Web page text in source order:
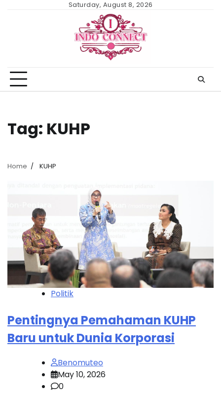
Saturday, August 8, 2026
Tag: KUHP
Home KUHP
Politik
Pentingnya Pemahaman KUHP
Baru untuk Dunia Korporasi
Benomuteo
May 10, 2026
0